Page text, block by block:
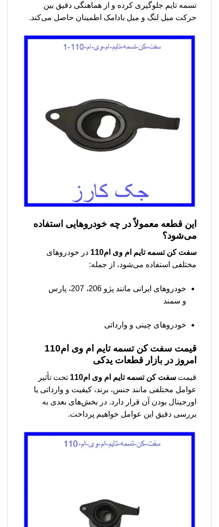
تسمه تایم جلوگیری کرده و از هماهنگی دقیق بین
حرکت میل لنگ و میل بادامک اطمینان حاصل می‌کند.
این قطعه معمولاً در چه خودروهایی استفاده
می‌شود؟
سفت کن تسمه تایم ام وی ام110
در خودروهای
مختلفی استفاده می‌شود، از جمله:
خودروهای ایرانی مانند پژو 206، 207، پارس
و سمند
خودروهای چینی و وارداتی
قیمت سفت کن تسمه تایم ام وی ام110
امروز در بازار قطعات یدکی
قیمت سفت کن تسمه تایم ام وی ام110
تحت تأثیر
عوامل مختلفی مانند جنس، برند، کیفیت و وارداتی یا
اورجینال بودن آن قرار دارد. در بخش‌های بعدی به
بررسی دقیق این عوامل خواهیم پرداخت.